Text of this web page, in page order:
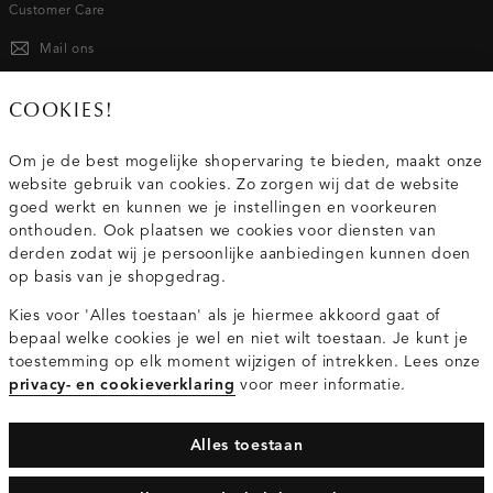
Customer Care
Mail ons
Service
Wij zijn Costes
Topcategorieën voor jou
Privacy- en cookieverklaringAlgemene Voorwaarden
COOKIES!
Om je de best mogelijke shopervaring te bieden, maakt onze
website gebruik van cookies. Zo zorgen wij dat de website
goed werkt en kunnen we je instellingen en voorkeuren
onthouden. Ook plaatsen we cookies voor diensten van
derden zodat wij je persoonlijke aanbiedingen kunnen doen
op basis van je shopgedrag.
Kies voor 'Alles toestaan' als je hiermee akkoord gaat of
bepaal welke cookies je wel en niet wilt toestaan. Je kunt je
toestemming op elk moment wijzigen of intrekken. Lees onze
privacy- en cookieverklaring voor meer informatie.
Alles toestaan